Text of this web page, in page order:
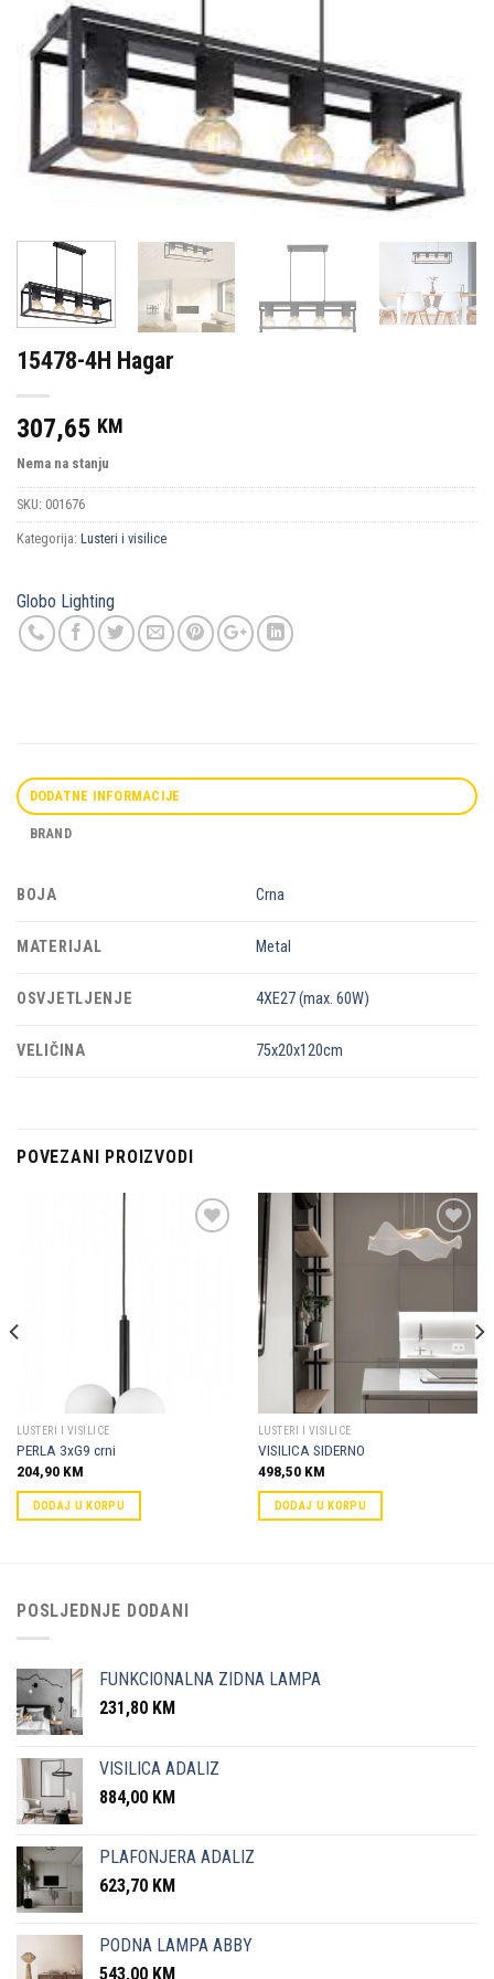
15478-4H Hagar
307,65 KM
Nema na stanju
SKU: 001676
Kategorija: Lusteri i visilice
Globo Lighting
DODATNE INFORMACIJE
BRAND
BOJA Crna
MATERIJAL Metal
OSVJETLJENJE 4XE27 (max. 60W)
VELIČINA 75x20x120cm
POVEZANI PROIZVODI
LUSTERI I VISILICE
PERLA 3xG9 crni
204,90 KM
DODAJ U KORPU
LUSTERI I VISILICE
VISILICA SIDERNO
498,50 KM
DODAJ U KORPU
POSLJEDNJE DODANI
FUNKCIONALNA ZIDNA LAMPA
231,80 KM
VISILICA ADALIZ
884,00 KM
PLAFONJERA ADALIZ
623,70 KM
PODNA LAMPA ABBY
543,00 KM